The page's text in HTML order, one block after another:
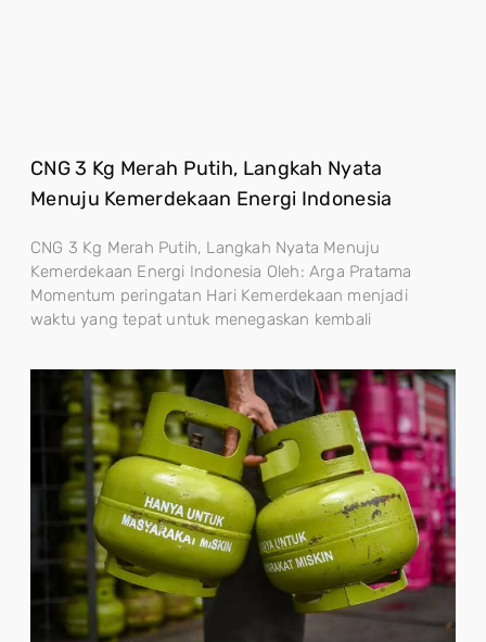
CNG 3 Kg Merah Putih, Langkah Nyata
Menuju Kemerdekaan Energi Indonesia
CNG 3 Kg Merah Putih, Langkah Nyata Menuju
Kemerdekaan Energi Indonesia Oleh: Arga Pratama
Momentum peringatan Hari Kemerdekaan menjadi
waktu yang tepat untuk menegaskan kembali